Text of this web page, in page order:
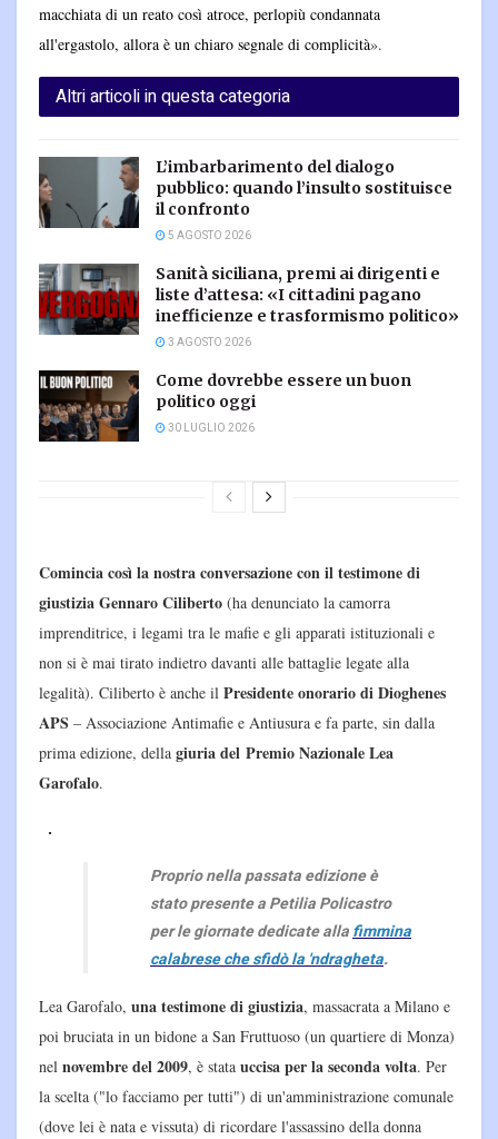
macchiata di un reato così atroce, perlopiù condannata
all'ergastolo, allora è un chiaro segnale di complicità».
Altri articoli in questa categoria
L’imbarbarimento del dialogo
pubblico: quando l’insulto sostituisce
il confronto
5 AGOSTO 2026
Sanità siciliana, premi ai dirigenti e
liste d’attesa: «I cittadini pagano
inefficienze e trasformismo politico»
3 AGOSTO 2026
Come dovrebbe essere un buon
politico oggi
30 LUGLIO 2026
Comincia così la nostra conversazione con il testimone di
giustizia Gennaro Ciliberto (ha denunciato la camorra
imprenditrice, i legami tra le mafie e gli apparati istituzionali e
non si è mai tirato indietro davanti alle battaglie legate alla
legalità). Ciliberto è anche il Presidente onorario di Dioghenes
APS – Associazione Antimafie e Antiusura e fa parte, sin dalla
prima edizione, della giuria del Premio Nazionale Lea
Garofalo.
Proprio nella passata edizione è
stato presente a Petilia Policastro
per le giornate dedicate allafimmina
calabrese che sfidò la 'ndragheta.
Lea Garofalo, una testimone di giustizia, massacrata a Milano e
poi bruciata in un bidone a San Fruttuoso (un quartiere di Monza)
nel novembre del 2009, è stata uccisa per la seconda volta. Per
la scelta ("lo facciamo per tutti") di un'amministrazione comunale
(dove lei è nata e vissuta) di ricordare l'assassino della donna